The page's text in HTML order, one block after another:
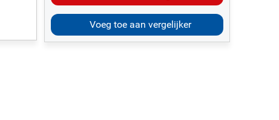
Voeg toe aan vergelijker